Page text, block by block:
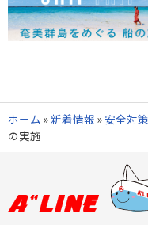
ホーム »新着情報 » 安全対策
の実施